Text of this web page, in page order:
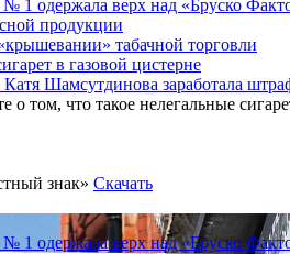
1 одержала верх над «Бруско
продукции
табачной торговли
в газовой цистерне
Катя Шамсутдинова заработала
о том, что такое нелегальные
знак» Скачать
1 одержала верх над «Бруско